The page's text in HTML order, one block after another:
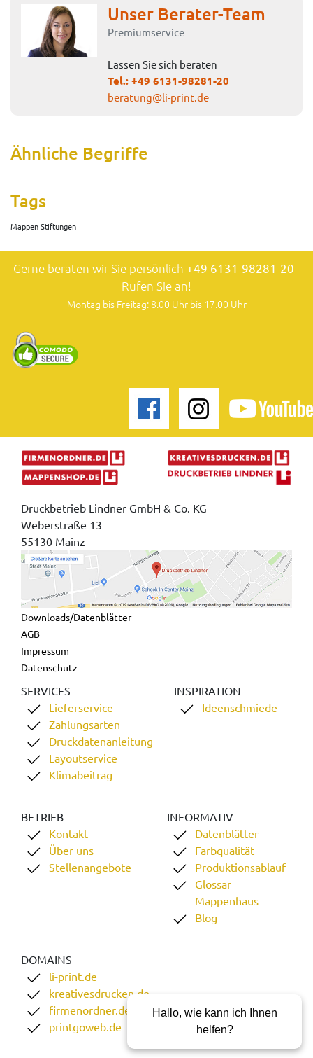
Unser Berater-Team
Premiumservice
Lassen Sie sich beraten
Tel.:+49 6131-98281-20
beratung@li-print.de
Ähnliche Begriffe
Tags
Mappen Stiftungen
Gerne beraten wir Sie persönlich +49 6131-98281-20 -
Rufen Sie an!
Montag bis Freitag: 8.00 Uhr bis 17.00 Uhr
Druckbetrieb Lindner GmbH & Co. KG
Weberstraße 13
55130 Mainz
Downloads/Datenblätter
AGB
Impressum
Datenschutz
SERVICES
Lieferservice
Zahlungsarten
Druckdatenanleitung
Layoutservice
Klimabeitrag
INSPIRATION
Ideenschmiede
BETRIEB
Kontakt
Über uns
Stellenangebote
INFORMATIV
Datenblätter
Farbqualität
Produktionsablauf
Glossar
Mappenhaus
Blog
DOMAINS
li-print.de
kreativesdrucken.de
firmenordner.de
printgoweb.de
Hallo, wie kann ich Ihnen
helfen?